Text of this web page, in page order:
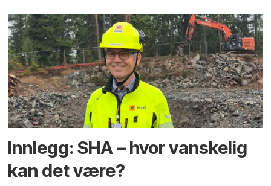
Innlegg: SHA – hvor vanskelig
kan det være?